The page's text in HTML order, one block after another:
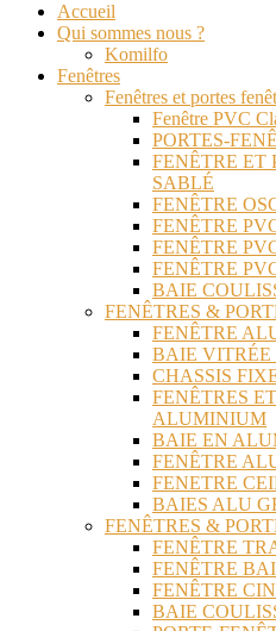
Accueil
Qui sommes nous ?
Komilfo
Fenêtres
Fenêtres et portes
Fenêtre PVC
PORTES-
FENÊTRE ET
SABLÉ
FENÊTRE
FENÊTRE
FENÊTRE
FENÊTRE
BAIE
FENÊTRES &
FENÊTRE
BAIE
CHASSIS
FENÊTRES
ALUMINIUM
BAIE EN
FENÊTRE
FENETRE
BAIES ALU
FENÊTRES &
FENÊTRE
FENÊTRE
FENÊTRE
BAIE